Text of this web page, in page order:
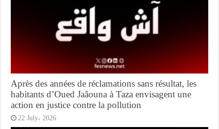
Après des années de réclamations sans résultat, les
habitants d’Oued Jaâouna à Taza envisagent une
action en justice contre la pollution
22 July، 2026